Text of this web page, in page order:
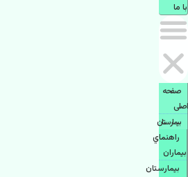
با ما
صفحه
اصلی
بيمارستان
راهنماي
بیماران
بیمارستان